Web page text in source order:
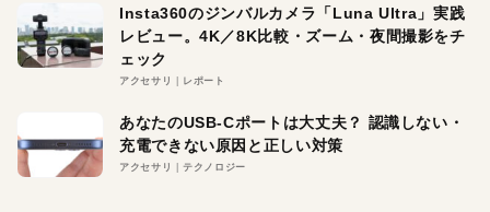
Insta360のジンバルカメラ「Luna Ultra」実践
レビュー。4K／8K比較・ズーム・夜間撮影をチ
ェック
アクセサリ レポート
あなたのUSB-Cポートは大丈夫？ 認識しない・
充電できない原因と正しい対策
アクセサリ テクノロジー